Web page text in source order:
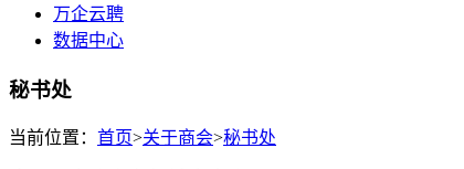
万企云聘
数据中心
秘书处
当前位置： 首页>关于商会>秘书处